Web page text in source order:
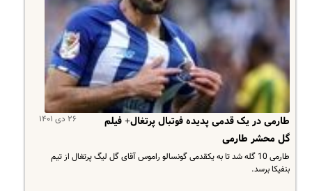
۲۶ دی ۱۴۰۱
طارمی در یک قدمی پدیده فوتبال پرتغال+ فیلم
گل محشر طارمی
طارمی 10 گله شد تا به یکقدمی گونسالو راموس آقای گل لیگ پرتغال از تیم
بنفیکا برسد.